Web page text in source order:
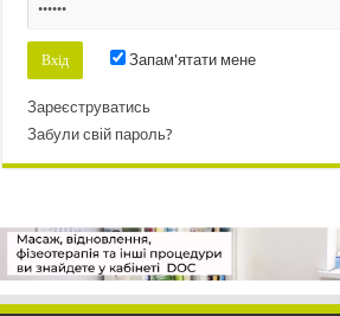
Запам'ятати мене
Зареєструватись
Забули свій пароль?